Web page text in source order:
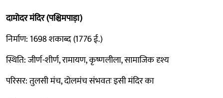
दामोदर मंदिर (पश्चिमपाड़ा)
निर्माण: 1698 शकाब्द (1776 ई.)
स्थिति: जीर्ण-शीर्ण, रामायण, कृष्णलीला, सामाजिक दृश्य
परिसर: तुलसी मंच, दोलमंच संभवतः इसी मंदिर का